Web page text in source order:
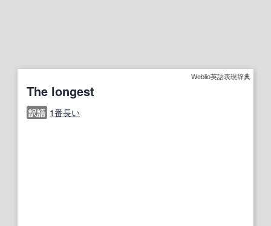
Weblio英語表現辞典
The longest
訳語 1番長い